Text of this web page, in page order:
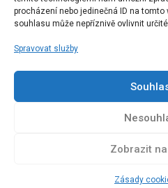
procházení nebo jedinečná ID na
souhlasu může nepříznivě ovlivnit
Spravovat služby
Zobrazit
Zásady
Kopírování obsahu